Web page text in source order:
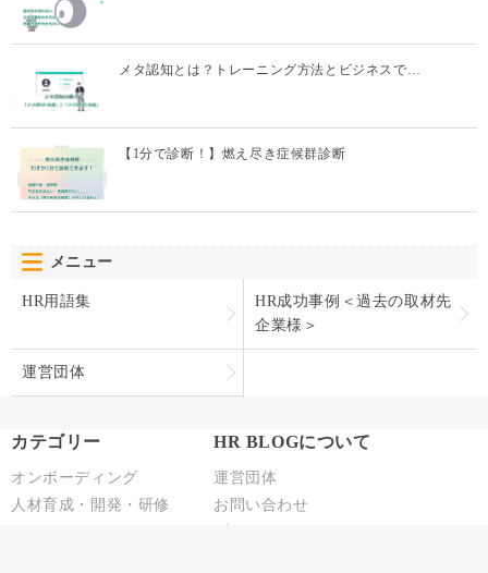
メタ認知とは？トレーニング方法とビジネスで…
【1分で診断！】燃え尽き症候群診断
メニュー
HR用語集
HR成功事例＜過去の取材先
企業様＞
運営団体
カテゴリー
オンボーディング
人材育成・開発・研修
HR BLOGについて
運営団体
お問い合わせ